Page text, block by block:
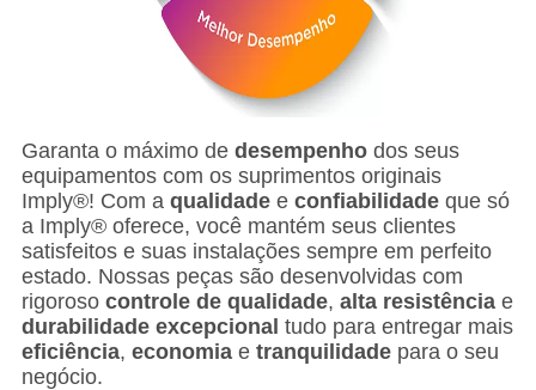
Garanta o máximo de desempenhodos seus
equipamentos com os suprimentos originais
Imply®! Com a qualidadee confiabilidadeque só
a Imply® oferece, você mantém seus clientes
satisfeitos e suas instalações sempre em perfeito
estado. Nossas peças são desenvolvidas com
rigoroso controle de qualidade, alta resistênciae
durabilidade excepcional tudo para entregar mais
eficiência, economiae tranquilidadepara o seu
negócio.